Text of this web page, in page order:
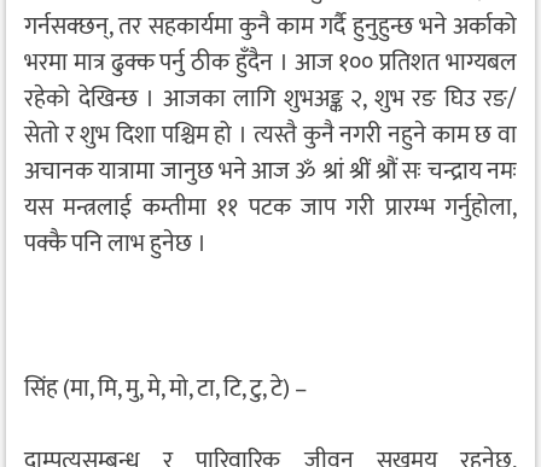
गर्नसक्छन्, तर सहकार्यमा कुनै काम गर्दै हुनुहुन्छ भने अर्काको
भरमा मात्र ढुक्क पर्नु ठीक हुँदैन । आज १०० प्रतिशत भाग्यबल
रहेको देखिन्छ । आजका लागि शुभअङ्क २, शुभ रङ घिउ रङ/
सेतो र शुभ दिशा पश्चिम हो । त्यस्तै कुनै नगरी नहुने काम छ वा
अचानक यात्रामा जानुछ भने आज ॐ श्रां श्रीं श्रौं सः चन्द्राय नमः
यस मन्त्रलाई कम्तीमा ११ पटक जाप गरी प्रारम्भ गर्नुहोला,
पक्कै पनि लाभ हुनेछ ।
सिंह (मा, मि, मु, मे, मो, टा, टि, टु, टे) –